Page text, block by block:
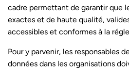
cadre permettant de garantir que
exactes et de haute qualité,
accessibles et conformes à la
Pour y parvenir, les responsables
données dans les organisations